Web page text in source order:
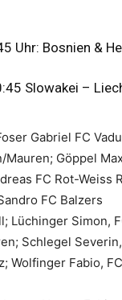
Uhr: Bosnien &
Slowakei –
Gabriel FC
Mauren; Göppel
FC Rot-Weiss
FC Balzers
Lüchinger Simon,
Schlegel
Wolfinger Fabio,